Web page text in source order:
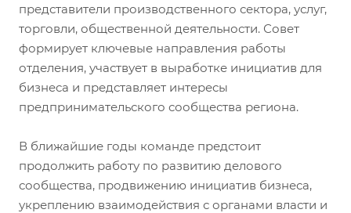
представители производственного сектора, услуг,
торговли, общественной деятельности. Совет
формирует ключевые направления работы
отделения, участвует в выработке инициатив для
бизнеса и представляет интересы
предпринимательского сообщества региона.
В ближайшие годы команде предстоит
продолжить работу по развитию делового
сообщества, продвижению инициатив бизнеса,
укреплению взаимодействия с органами власти и